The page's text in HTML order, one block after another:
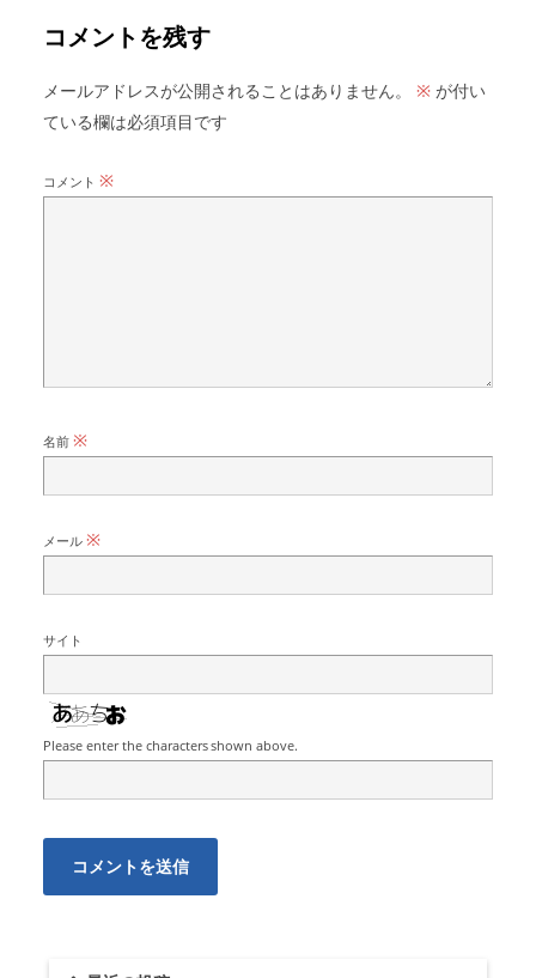
コメントを残す
メールアドレスが公開されることはありません。 ※が付い
ている欄は必須項目です
コメント ※
名前 ※
メール ※
サイト
Please enter the characters shown above.